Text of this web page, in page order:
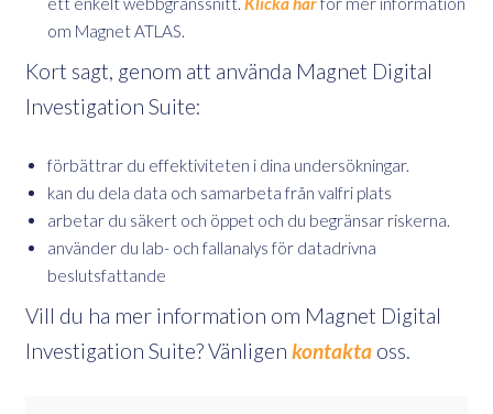
om Magnet ATLAS.
Kort sagt, genom att använda Magnet Digital
Investigation Suite:
förbättrar du effektiviteten i dina undersökningar.
kan du dela data och samarbeta från valfri plats
arbetar du säkert och öppet och du begränsar riskerna.
använder du lab- och fallanalys för datadrivna
beslutsfattande
Vill du ha mer information om Magnet Digital
Investigation Suite? Vänligen kontakta oss.